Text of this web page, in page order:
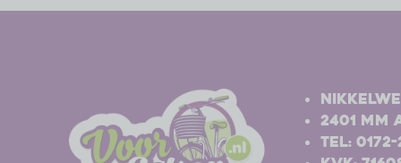
2401
Tel: